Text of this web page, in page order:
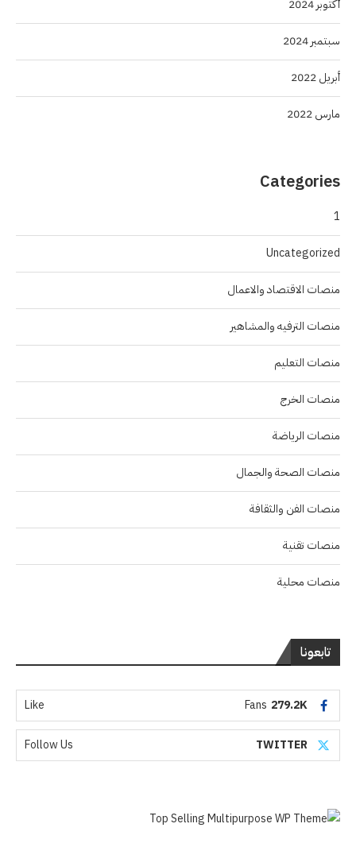
أكتوبر 2024
سبتمبر 2024
أبريل 2022
مارس 2022
Categories
1
Uncategorized
منصات الاقتصاد والاعمال
منصات الترفيه والمشاهير
منصات التعليم
منصات الخرج
منصات الرياضة
منصات الصحة والجمال
منصات الفن والثقافة
منصات تقنية
منصات محلية
تابعونا
279.2K
Fans
Like
TWITTER
Follow Us